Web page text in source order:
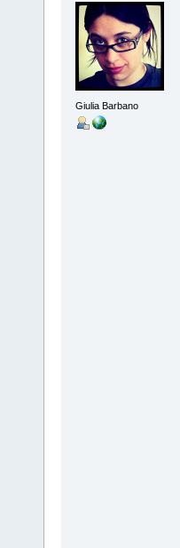
Giulia Barbano